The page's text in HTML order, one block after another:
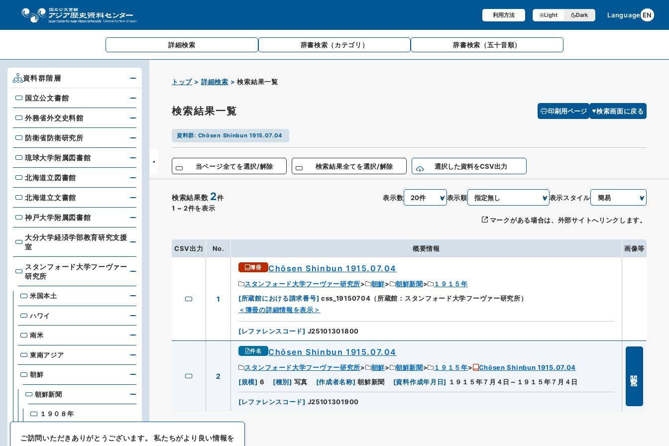
利用方法 Light Dark Language EN
詳細検索 辞書検索 （カテゴリ） 辞書検索 （五十音順）
トップ 詳細検索 検索結果一覧
検索結果一覧 印刷用ページ 検索画面に戻る
資料群: Chōsen Shinbun 1915.07.04
当ページ全てを選択/解除 検索結果全てを選択/解除 選択した資料をCSV出力
検索結果数 2件
1 ~ 2件を表示
表示数 表示順 表示スタイル
マークがある場合は、外部サイトへリンクします。
CSV出力 No. 概要情報 画像等
1
簿冊 Chōsen Shinbun 1915.07.04
スタンフォード大学フーヴァー研究所 朝鮮 朝鮮新聞
１９１５年
[所蔵館における請求番号] css_19150704（所蔵館：スタンフォード大学フーヴァー研究所）
＜簿冊の詳細情報を表示＞
[レファレンスコード] J25101301800
2
件名 Chōsen Shinbun 1915.07.04
スタンフォード大学フーヴァー研究所 朝鮮 朝鮮新聞 １９１５年
Chōsen Shinbun 1915.07.04
[規模] 6 [種別] 写真 [作成者名称] 朝鮮新聞 [資料作成年月日] １９１５年７月４日～１９１５年７月４日
[レファレンスコード] J25101301900
資料群階層
国立公文書館
国立公文書館
外務省外交史料館
外務省外交史料館
防衛省防衛研究所
防衛省防衛研究所
琉球大学附属図書館
琉球大学附属図書館
北海道立図書館
北海道立図書館
北海道立文書館
北海道立文書館
神戸大学附属図書館
神戸大学附属図書館
大分大学経済学部教育研究支援室
大分大学経済学部教育研究支援
室
スタンフォード大学フーヴァー研究所
スタンフォード大学フーヴァー
研究所
米国本土
ハワイ
南米
東南アジア
朝鮮
朝鮮新聞
１９０８年
１９０９年
ご訪問いただきありがとうございます。私たちがより良い情報を